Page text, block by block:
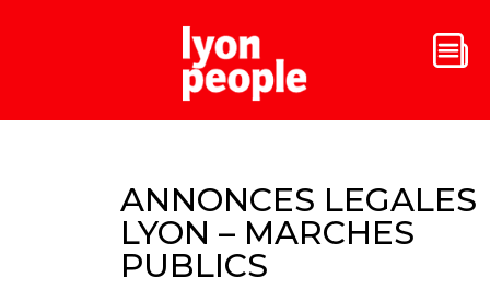
ANNONCES LEGALES
LYON – MARCHES
PUBLICS